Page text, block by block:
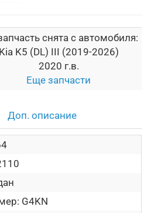
снята с автомобиля:
Kia K5 (DL) III (2019-2026)
2020 г.в.
Еще запчасти
Доп. описание
G4KN